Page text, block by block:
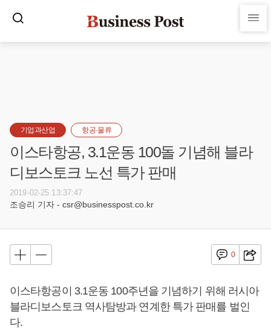
기업과산업 항공·물류
이스타항공, 3.1운동 100돌 기념해 블라
디보스토크 노선 특가 판매
2019-02-25 13:37:47
조승리 기자 - csr@businesspost.co.kr
0
이스타항공이 3.1운동 100주년을 기념하기 위해 러시아
블라디보스토크 역사탐방과 연계한 특가 판매를 벌인
다.